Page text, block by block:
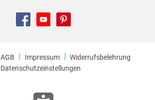
AGB Impressum
Widerrufsbelehrung
Datenschutzeinstellungen